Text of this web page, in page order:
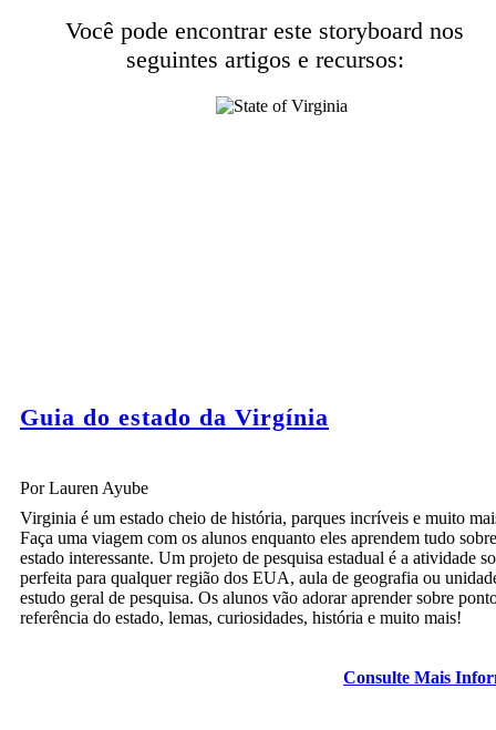
Você pode encontrar este storyboard nos
seguintes artigos e recursos:
Guia do estado da Virgínia
Por Lauren Ayube
Virginia é um estado cheio de história, parques incríveis e muito
Faça uma viagem com os alunos enquanto eles aprendem tudo
estado interessante. Um projeto de pesquisa estadual é a atividade
perfeita para qualquer região dos EUA, aula de geografia ou
estudo geral de pesquisa. Os alunos vão adorar aprender sobre
referência do estado, lemas, curiosidades, história e muito mais!
Consulte Mais